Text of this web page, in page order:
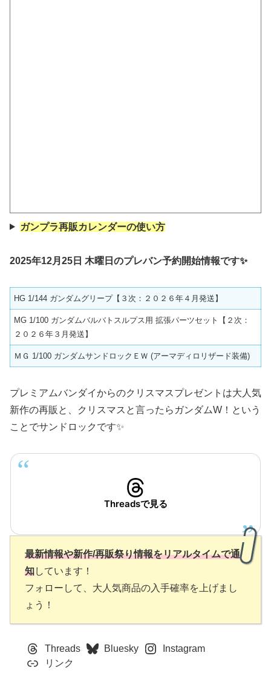
ガンプラ再販カレンダーの使い方
2025年12月25日 木曜日のプレバン予約開始情報です✨
HG 1/144 ガンダムグリープ【３次：２０２６年４月発送】
MG 1/100 ガンダムバルバトスルプス用 拡張パーツセット【２次：
２０２６年３月発送】
ＭＧ 1/100 ガンダムサンドロックＥＷ (アーマディロリザード装備)
プレミアムバンダイからのクリスマスプレゼントは大人気
新作の再販と、クリスマスと言ったらガンダムW！という
ことでサンドロックです✨
Threadsで見る
最新情報や新作/再販祭り情報をリアルタイムで通
知しています！
フォローして、大人気商品の入手確率を上げまし
ょう！
Threads Bluesky
Instagram
リンク